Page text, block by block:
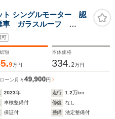
ト シングルモーター 認
車 ガラスルーフ
モデル 360ビュー
メモリ機能付きパ
走行可距離MAX590K
額
9万円
本体価格
334.2万円
ーン 月々49,900円
2023年 走行 1.2万km
車検整備付 修復
なし
保証付 整備
法定整備付